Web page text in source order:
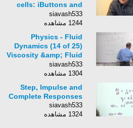
cells: iButtons and
battery holders
siavash533
1244 مشاهده
Physics - Fluid
Dynamics (14 of 25)
Viscosity &amp; Fluid
Flow: Laminar Flow
Between Plates 2
siavash533
1304 مشاهده
Step, Impulse and
Complete Responses
siavash533
1324 مشاهده